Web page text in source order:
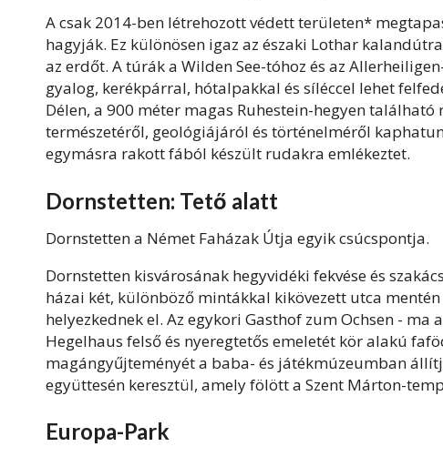
A csak 2014-ben létrehozott védett területen*
hagyják. Ez különösen igaz az északi Lothar
az erdőt. A túrák a Wilden See-tóhoz és az
gyalog, kerékpárral, hótalpakkal és síléccel lehet
Délen, a 900 méter magas Ruhestein-hegyen
természetéről, geológiájáról és történelméről
egymásra rakott fából készült rudakra emlékeztet.
Dornstetten: Tető alatt
Dornstetten a Német Faházak Útja egyik csúcspontja.
Dornstetten kisvárosának hegyvidéki fekvése és
házai két, különböző mintákkal kikövezett utca
helyezkednek el. Az egykori Gasthof zum Ochsen -
Hegelhaus felső és nyeregtetős emeletét kör alakú
magángyűjteményét a baba- és játékmúzeumban
együttesén keresztül, amely fölött a Szent Márton-
Europa-Park